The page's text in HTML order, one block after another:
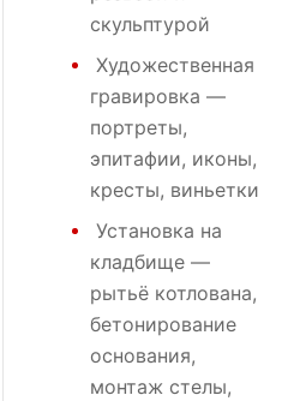
скульптурой
Художественная
гравировка —
портреты,
эпитафии, иконы,
кресты, виньетки
Установка на
кладбище —
рытьё котлована,
бетонирование
основания,
монтаж стелы,